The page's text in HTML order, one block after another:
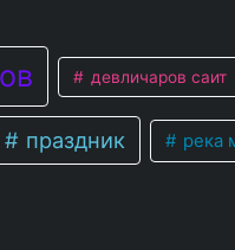
девличаров саит
праздник река